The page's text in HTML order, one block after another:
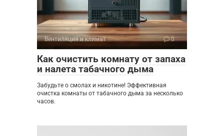
Вентиляция и климат 0
Как очистить комнату от запаха
и налета табачного дыма
Забудьте о смолах и никотине! Эффективная
очистка комнаты от табачного дыма за несколько
часов.